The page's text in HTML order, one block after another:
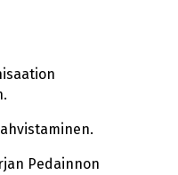
Pedainnon